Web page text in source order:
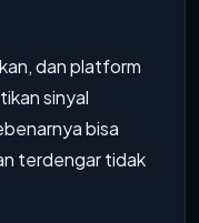
dan platform
sinyal
bisa
terdengar tidak